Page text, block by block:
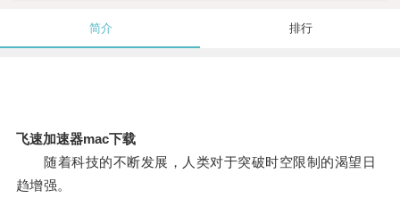
简介 排行
飞速加速器mac下载
随着科技的不断发展，人类对于突破时空限制的渴望日
趋增强。